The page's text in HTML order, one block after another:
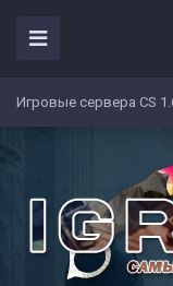
Игровые сервера CS